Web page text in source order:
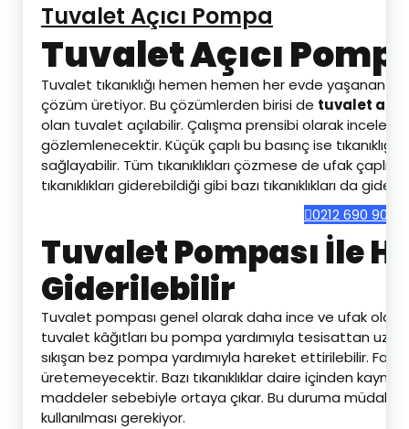
Tuvalet Açıcı Pompa
Tuvalet Açıcı
Tuvalet tıkanıklığı hemen hemen her evde yaşanan
çözüm üretiyor. Bu çözümlerden birisi de tuvalet
olan tuvalet açılabilir. Çalışma prensibi olarak
gözlemlenecektir. Küçük çaplı bu basınç ise
sağlayabilir. Tüm tıkanıklıkları çözmese de ufak çaplı
tıkanıklıkları giderebildiği gibi bazı tıkanıklıkları da
0212 690 90 69
Tuvalet Pompası İle
Giderilebilir
Tuvalet pompası genel olarak daha ince ve ufak olan
tuvalet kâğıtları bu pompa yardımıyla tesisattan
sıkışan bez pompa yardımıyla hareket ettirilebilir.
üretemeyecektir. Bazı tıkanıklıklar daire içinden
maddeler sebebiyle ortaya çıkar. Bu duruma
kullanılması gerekiyor.